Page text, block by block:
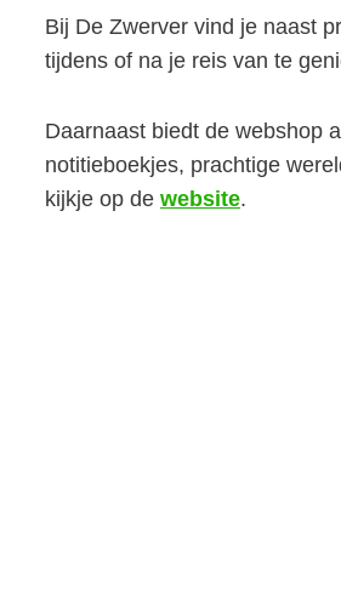
Bij De Zwerver vind je naast
tijdens of na je reis van te
Daarnaast biedt de webshop
notitieboekjes, prachtige
kijkje op de website.